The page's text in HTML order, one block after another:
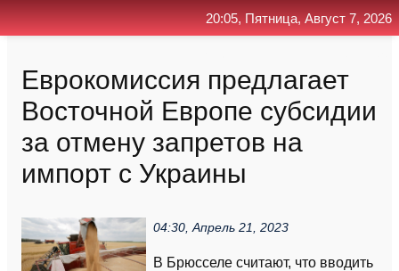
Еврокомиссия предлагает
Восточной Европе субсидии
за отмену запретов на
импорт с Украины
04:30, Апрель 21, 2023
В Брюсселе считают, что вводить
20:05, Пятница, Август 7, 2026